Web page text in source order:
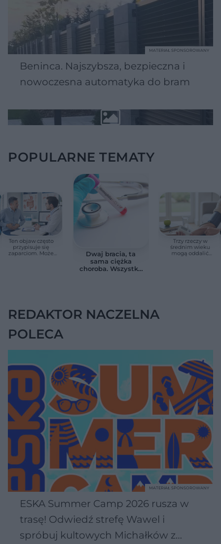
Beninca. Najszybsza, bezpieczna i
nowoczesna automatyka do bram
MATERIAŁ SPONSOROWANY
POPULARNE TEMATY
Ten objaw często
przypisuje się
zaparciom. Może
Dwaj bracia, ta
sama ciężka
choroba. Wszystko
Trzy rzeczy w
średnim wieku
mogą oddalić
REDAKTOR NACZELNA
POLECA
ESKA Summer Camp 2026 rusza w
trasę! Odwiedź strefę Wawel i
spróbuj kultowych Michałków z
MATERIAŁ SPONSOROWANY